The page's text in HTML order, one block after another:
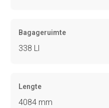
Bagageruimte
338 Ll
Lengte
4084 mm